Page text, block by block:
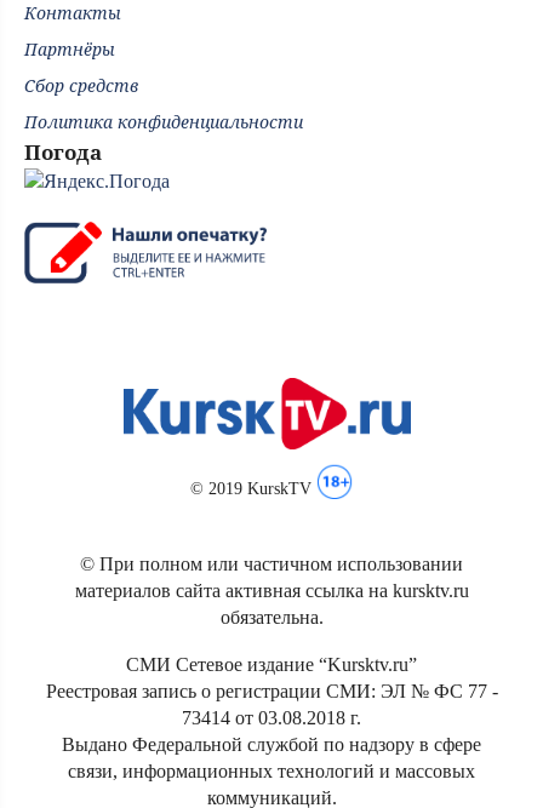
Контакты
Партнёры
Сбор средств
Политика конфиденциальности
Погода
© 2019 KurskTV
© При полном или частичном использовании
материалов сайта активная ссылка на kursktv.ru
обязательна.
СМИ Сетевое издание “Kursktv.ru”
Реестровая запись о регистрации СМИ: ЭЛ № ФС 77 -
73414 от 03.08.2018 г.
Выдано Федеральной службой по надзору в сфере
связи, информационных технологий и массовых
коммуникаций.